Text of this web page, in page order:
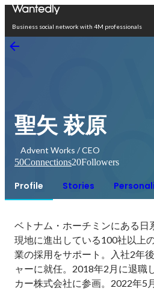
Business social network with 4M professionals
聖矢 萩原
Advent Works / CEO
50Connections20Followers
Profile Stories
ベトナム・ホーチミンにある日
現地に進出している100社以上
業の採用をサポート。入社2年
ャーに就任。2018年2月に退職
カー株式会社に参画。2022年5